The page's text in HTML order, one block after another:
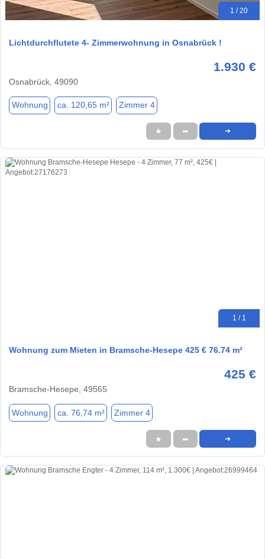
1 / 20
Lichtdurchflutete 4- Zimmerwohnung in Osnabrück !
1.930 €
Osnabrück, 49090
Wohnung ca. 120,65 m² Zimmer 4
★ ➦ ➜
1 / 1
Wohnung zum Mieten in Bramsche-Hesepe 425 € 76.74 m²
425 €
Bramsche-Hesepe, 49565
Wohnung ca. 76,74 m² Zimmer 4
★ ➦ ➜